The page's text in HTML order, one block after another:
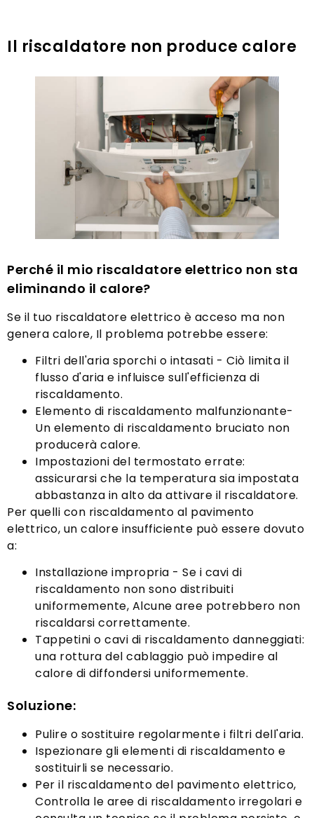
Il riscaldatore non produce calore
Perché il mio riscaldatore elettrico non sta
eliminando il calore?
Se il tuo riscaldatore elettrico è acceso ma non
genera calore, Il problema potrebbe essere:
Filtri dell'aria sporchi o intasati - Ciò limita il
flusso d'aria e influisce sull'efficienza di
riscaldamento.
Elemento di riscaldamento malfunzionante-
Un elemento di riscaldamento bruciato non
producerà calore.
Impostazioni del termostato errate:
assicurarsi che la temperatura sia impostata
abbastanza in alto da attivare il riscaldatore.
Per quelli con riscaldamento al pavimento
elettrico, un calore insufficiente può essere dovuto
a:
Installazione impropria - Se i cavi di
riscaldamento non sono distribuiti
uniformemente, Alcune aree potrebbero non
riscaldarsi correttamente.
Tappetini o cavi di riscaldamento danneggiati:
una rottura del cablaggio può impedire al
calore di diffondersi uniformemente.
Soluzione:
Pulire o sostituire regolarmente i filtri dell'aria.
Ispezionare gli elementi di riscaldamento e
sostituirli se necessario.
Per il riscaldamento del pavimento elettrico,
Controlla le aree di riscaldamento irregolari e